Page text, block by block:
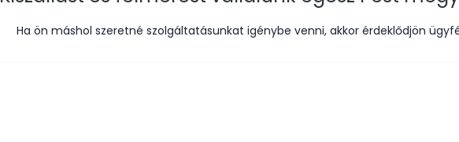
Ha ön máshol szeretné szolgáltatásunkat igénybe venni, akkor érdeklődjön